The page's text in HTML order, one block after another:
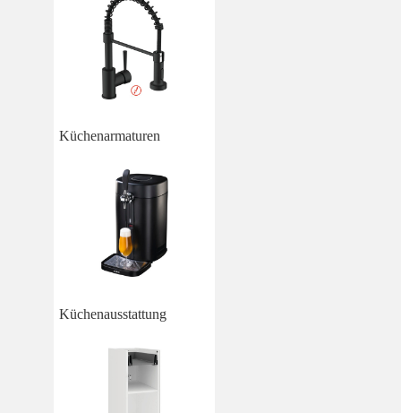
Küchenarmaturen
Küchenausstattung